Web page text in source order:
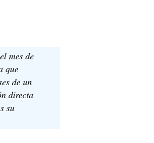
mes de
que
de un
directa
su